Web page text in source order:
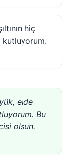
hiç
kutluyorum.
elde
Bu
olsun.